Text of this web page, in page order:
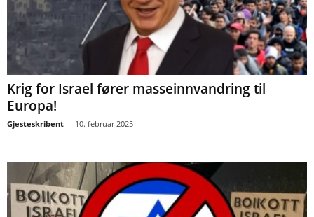
Krig for Israel fører masseinnvandring til
Europa!
Gjesteskribent - 10. februar 2025